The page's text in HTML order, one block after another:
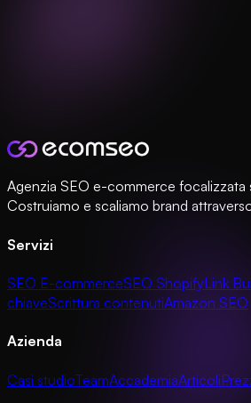
Agenzia SEO e-commerce focalizzata
Costruiamo e scaliamo brand
Servizi
SEO E-commerceSEO ShopifyLink
chiaveScrittura contenutiAmazon SEO
Azienda
Casi studioTeamAccademiaArticoli